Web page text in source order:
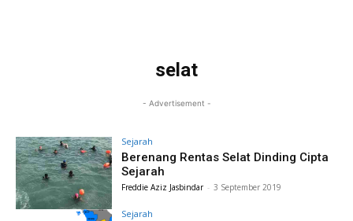
selat
- Advertisement -
Sejarah
Berenang Rentas Selat Dinding Cipta
Sejarah
Freddie Aziz Jasbindar - 3 September 2019
Sejarah